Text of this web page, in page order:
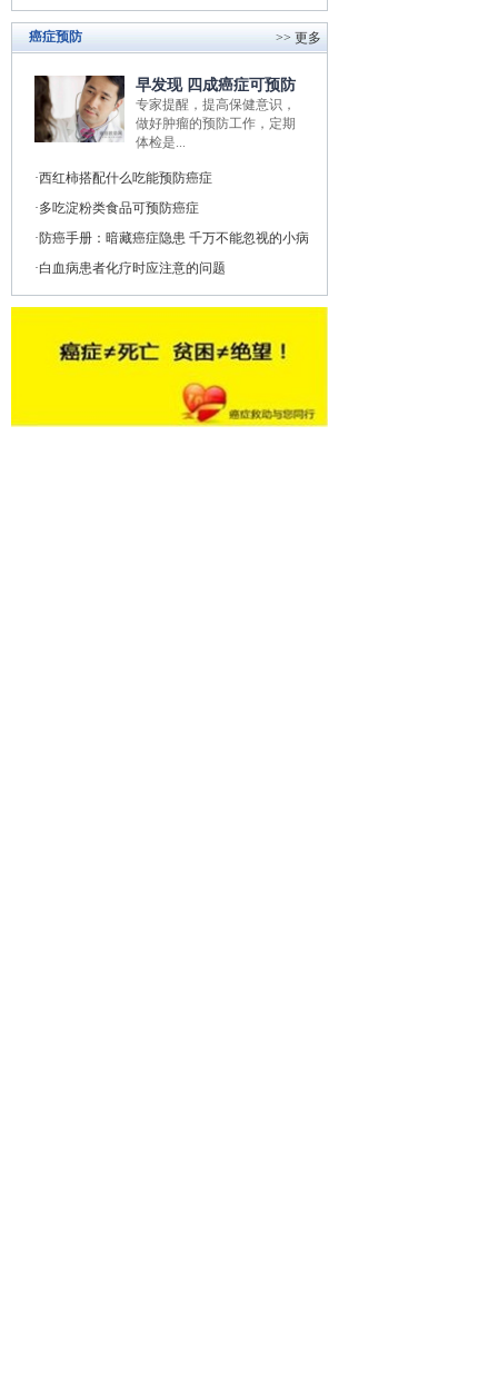
癌症预防 >> 更多
早发现 四成癌症可预防
专家提醒，提高保健意识，
做好肿瘤的预防工作，定期
体检是...
西红柿搭配什么吃能预防癌症
多吃淀粉类食品可预防癌症
防癌手册：暗藏癌症隐患 千万不能忽视的小病
白血病患者化疗时应注意的问题